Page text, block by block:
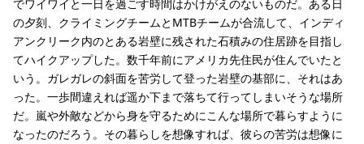
でワイワイと一日を過ごす時間はかけがえのないものだ。ある日
の夕刻、クライミングチームとMTBチームが合流して、インディ
アンクリーク内のとある岩壁に残された石積みの住居跡を目指し
てハイクアップした。数千年前にアメリカ先住民が住んでいたと
いう。ガレガレの斜面を苦労して登った岩壁の基部に、それはあ
った。一歩間違えれば遥か下まで落ちて行ってしまいそうな場所
だ。嵐や外敵などから身を守るためにこんな場所で暮らすように
なったのだろう。その暮らしを想像すれば、彼らの苦労は想像に